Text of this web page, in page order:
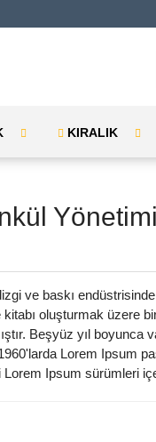
KIRALIK
Yönetimi
ve baskı
oluşturmak üzere
Beşyüz yıl boyunca
Lorem Ipsum
Ipsum sürümleri